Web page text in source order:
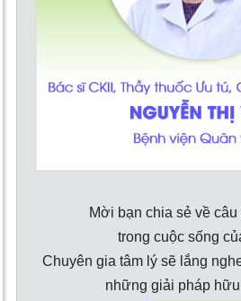
Mời bạn chia sẻ về câu
trong cuộc sống
Chuyên gia tâm lý sẽ lắng
những giải pháp